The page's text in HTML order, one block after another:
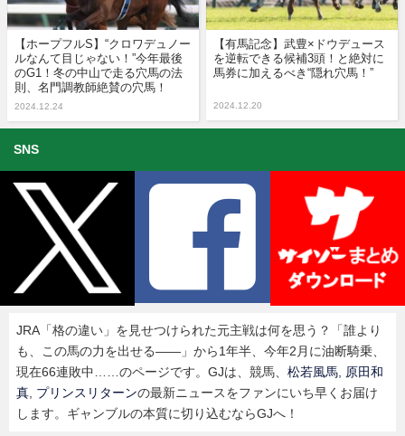
【ホープフルS】“クロワデュノー
ルなんて目じゃない！”今年最後
のG1！冬の中山で走る穴馬の法
則、名門調教師絶賛の穴馬！
2024.12.24
【有馬記念】武豊×ドウデュース
を逆転できる候補3頭！と絶対に
馬券に加えるべき“隠れ穴馬！”
2024.12.20
SNS
JRA「格の違い」を見せつけられた元主戦は何を思う？「誰より
も、この馬の力を出せる――」から1年半、今年2月に油断騎乗、
現在66連敗中……のページです。GJは、競馬、 松若風馬, 原田和
真, プリンスリターンの最新ニュースをファンにいち早くお届け
します。ギャンブルの本質に切り込むならGJへ！